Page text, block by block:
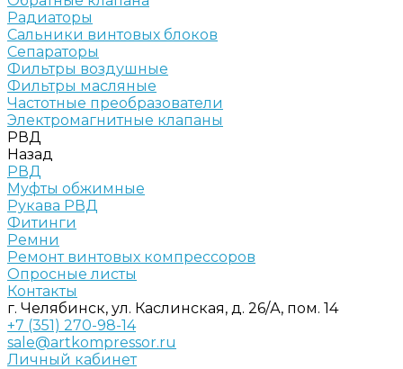
Радиаторы
Сальники винтовых блоков
Сепараторы
Фильтры воздушные
Фильтры масляные
Частотные преобразователи
Электромагнитные клапаны
РВД
Назад
РВД
Муфты обжимные
Рукава РВД
Фитинги
Ремни
Ремонт винтовых компрессоров
Опросные листы
Контакты
г. Челябинск, ул. Каслинская, д. 26/А, пом. 14
+7 (351) 270-98-14
sale@artkompressor.ru
Личный кабинет